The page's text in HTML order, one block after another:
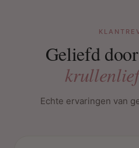
Geliefd
Echte ervaringen van